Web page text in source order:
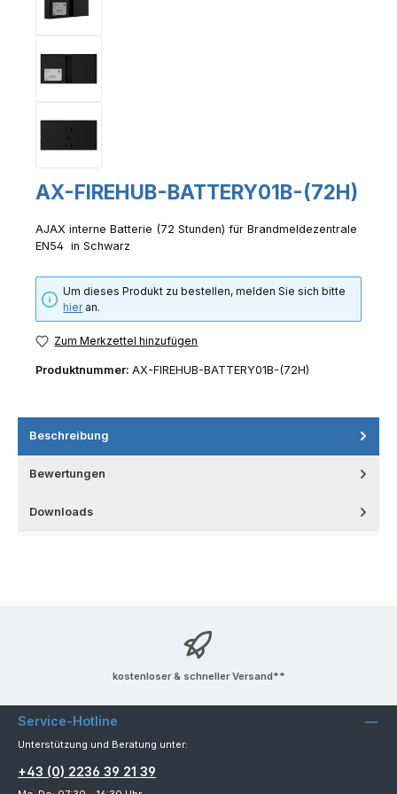
AX-FIREHUB-BATTERY01B-(72H)
AJAX interne Batterie (72 Stunden) für Brandmeldezentrale
EN54 in Schwarz
Um dieses Produkt zu bestellen, melden Sie sich bitte
hieran.
Zum Merkzettel hinzufügen
Produktnummer: AX-FIREHUB-BATTERY01B-(72H)
Beschreibung
Bewertungen
Downloads
kostenloser & schneller Versand**
Service-Hotline
Unterstützung und Beratung unter:
+43 (0) 2236 39 21 39